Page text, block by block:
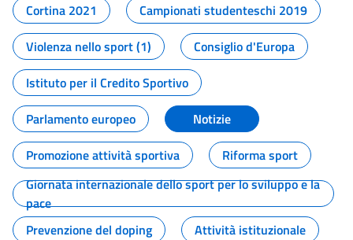
Cortina 2021
Campionati studenteschi 2019
Violenza nello sport (1)
Consiglio d'Europa
Istituto per il Credito Sportivo
Parlamento europeo
Notizie
Promozione attività sportiva
Riforma sport
Giornata internazionale dello sport per lo sviluppo e la
pace
Prevenzione del doping
Attività istituzionale